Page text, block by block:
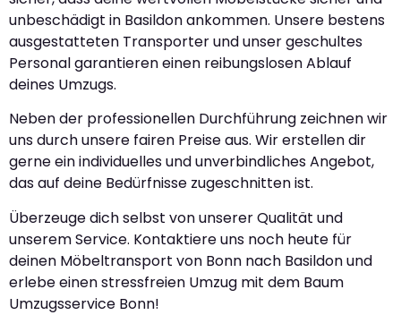
unbeschädigt in Basildon ankommen. Unsere bestens
ausgestatteten Transporter und unser geschultes
Personal garantieren einen reibungslosen Ablauf
deines Umzugs.
Neben der professionellen Durchführung zeichnen wir
uns durch unsere fairen Preise aus. Wir erstellen dir
gerne ein individuelles und unverbindliches Angebot,
das auf deine Bedürfnisse zugeschnitten ist.
Überzeuge dich selbst von unserer Qualität und
unserem Service. Kontaktiere uns noch heute für
deinen Möbeltransport von Bonn nach Basildon und
erlebe einen stressfreien Umzug mit dem Baum
Umzugsservice Bonn!